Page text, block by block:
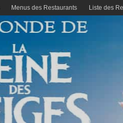
Menus des Restaurants Liste des